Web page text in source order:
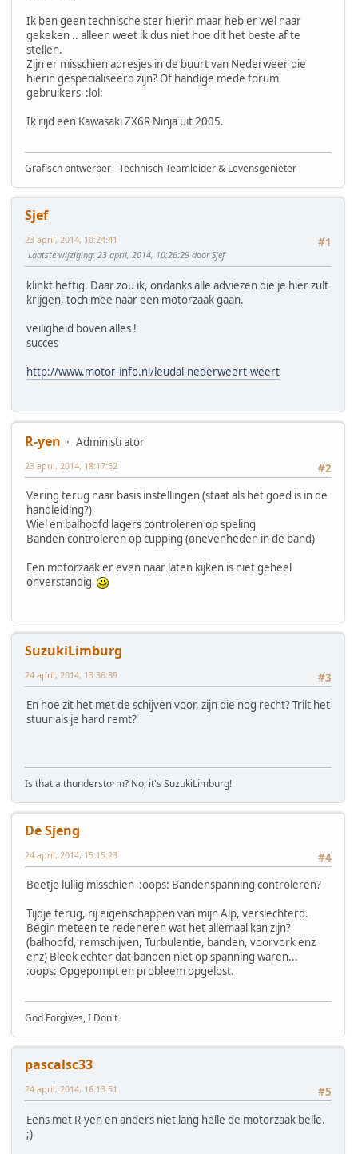
Ik ben geen technische ster hierin maar heb er wel naar
gekeken .. alleen weet ik dus niet hoe dit het beste af te
stellen.
Zijn er misschien adresjes in de buurt van Nederweer die
hierin gespecialiseerd zijn? Of handige mede forum
gebruikers :lol:
Ik rijd een Kawasaki ZX6R Ninja uit 2005.
Grafisch ontwerper - Technisch Teamleider & Levensgenieter
Sjef
#1
23 april, 2014, 10:24:41
Laatste wijziging: 23 april, 2014, 10:26:29 door Sjef
klinkt heftig. Daar zou ik, ondanks alle adviezen die je hier zult
krijgen, toch mee naar een motorzaak gaan.
veiligheid boven alles !
succes
http://www.motor-info.nl/leudal-nederweert-weert
R-yen
Administrator
#2
23 april, 2014, 18:17:52
Vering terug naar basis instellingen (staat als het goed is in de
handleiding?)
Wiel en balhoofd lagers controleren op speling
Banden controleren op cupping (onevenheden in de band)
Een motorzaak er even naar laten kijken is niet geheel
onverstandig
SuzukiLimburg
#3
24 april, 2014, 13:36:39
En hoe zit het met de schijven voor, zijn die nog recht? Trilt het
stuur als je hard remt?
Is that a thunderstorm? No, it's SuzukiLimburg!
De Sjeng
#4
24 april, 2014, 15:15:23
Beetje lullig misschien :oops: Bandenspanning controleren?
Tijdje terug, rij eigenschappen van mijn Alp, verslechterd.
Begin meteen te redeneren wat het allemaal kan zijn?
(balhoofd, remschijven, Turbulentie, banden, voorvork enz
enz) Bleek echter dat banden niet op spanning waren...
:oops: Opgepompt en probleem opgelost.
God Forgives, I Don't
pascalsc33
#5
24 april, 2014, 16:13:51
Eens met R-yen en anders niet lang helle de motorzaak belle.
;)